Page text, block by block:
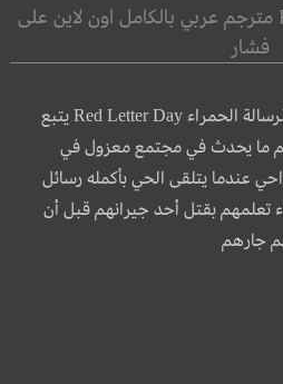
فلم Red Letter Day 2019 مترجم عربي بالكامل اون لاين على
فشار
يوم الرسالة الحمراء Red Letter Day يتبع
ما يحدث في مجتمع معزول في
عندما يتلقى الحي بأكمله رسائل
تعلمهم بقتل أحد جيرانهم قبل أن
جارهم